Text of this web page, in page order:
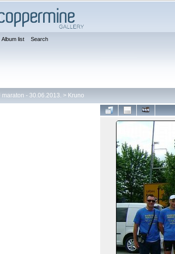
Album list Search
maraton - 30.06.2013. > Kruno